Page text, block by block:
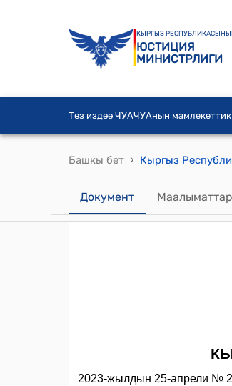
КЫРГЫЗ
ЮСТИЦИЯ
МИНИСТРЛИГИ
Тез издөө ЧУАЧУАнын мамлекеттик
Башкы бет ›
Документ Маалыматтар